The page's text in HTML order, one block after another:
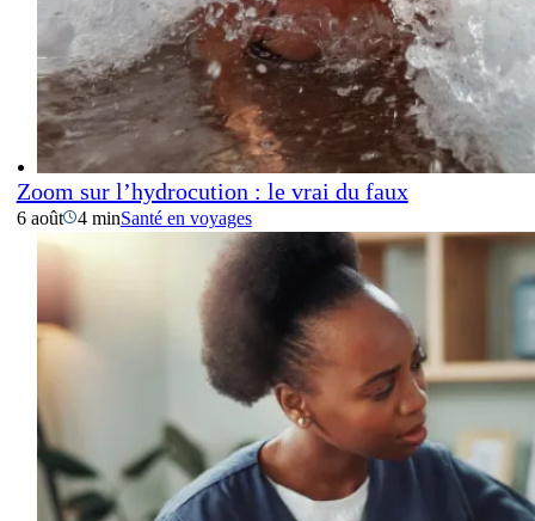
Zoom sur l’hydrocution : le vrai du faux
6 août 4 minSanté en voyages